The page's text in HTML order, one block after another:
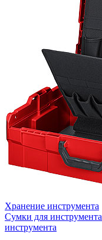
Хранение инструмента
Сумки для инструмента
инструмента